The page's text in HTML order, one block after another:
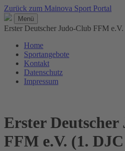
Zurück zum Mainova Sport Portal
Menü
Erster Deutscher Judo-Club FFM
Home
Sportangebote
Kontakt
Datenschutz
Impressum
Erster
FFM e.V. (1.